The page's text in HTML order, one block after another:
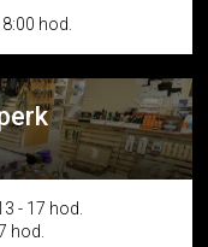
hod.
- 17 hod.
hod.